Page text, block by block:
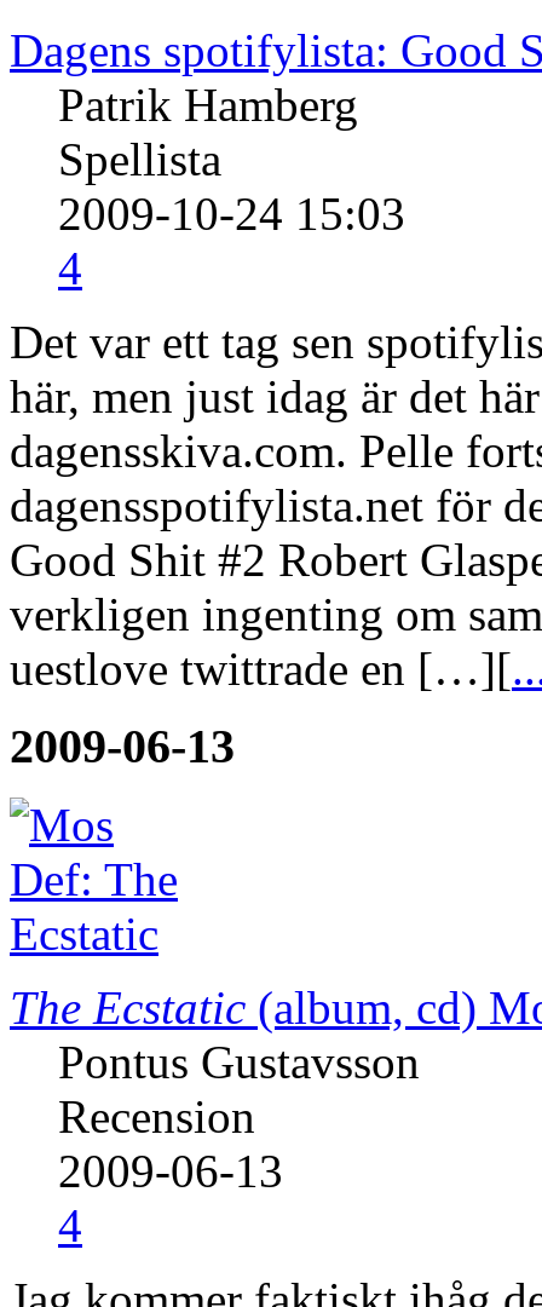
Dagens spotifylista: Good
Patrik Hamberg
Spellista
2009-10-24 15:03
4
Det var ett tag sen
här, men just idag är det
dagensskiva.com. Pelle
dagensspotifylista.net för
Good Shit #2 Robert
verkligen ingenting om
uestlove twittrade en […][
2009-06-13
The Ecstatic (album, cd)
Pontus Gustavsson
Recension
2009-06-13
4